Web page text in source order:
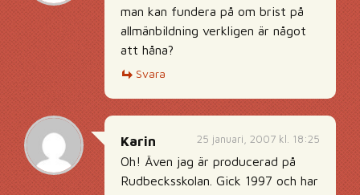
man kan fundera på om brist på
allmänbildning verkligen är något
att håna?
Svara
25 januari, 2007 kl. 18:25
Karin
Oh! Även jag är producerad på
Rudbecksskolan. Gick 1997 och har